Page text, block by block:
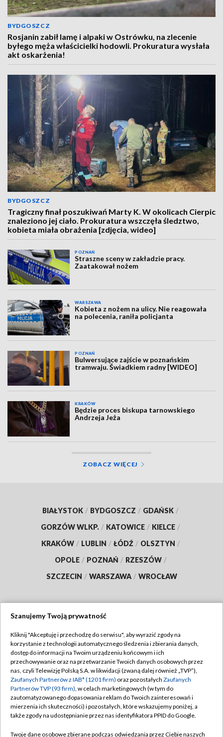
BYDGOSZCZ
Rosjanin zabił lamę i alpaki w Ostrówku, na zlecenie
byłego męża właścicielki hodowli. Prokuratura wysłała
akt oskarżenia!
BYDGOSZCZ
Tragiczny finał poszukiwań Marty K. W okolicach Cierpic
znaleziono jej ciało. Prokuratura wszczęła śledztwo,
kobieta miała obrażenia [zdjęcia, wideo]
POZNAŃ
Straszne sceny w zakładzie pracy.
Zaatakował nożem
WARSZAWA
Kobieta z nożem na ulicy. Nie reagowała
na polecenia, raniła policjanta
POZNAŃ
Bulwersujące zajście w poznańskim
tramwaju. Świadkiem radny [WIDEO]
KRAKÓW
Będzie proces biskupa tarnowskiego
Andrzeja Jeża
ZOBACZ WIĘCEJ
BIAŁYSTOK / BYDGOSZCZ / GDAŃSK /
GORZÓW WLKP. / KATOWICE / KIELCE /
KRAKÓW / LUBLIN / ŁÓDŹ / OLSZTYN /
OPOLE / POZNAŃ / RZESZÓW /
SZCZECIN / WARSZAWA / WROCŁAW
TVP
Abonament TVP
Emisja w TVP
Centrum informacji TVP
Naziemna Telewizja Cyfrowa
Regulamin TVP
Polityka prywatności
Moje zgody
Pomoc
Szanujemy Twoją prywatność
Kliknij "Akceptuję i przechodzę do serwisu", aby wyrazić zgody na
korzystanie z technologii automatycznego śledzenia i zbierania danych,
dostęp do informacji na Twoim urządzeniu końcowym i ich
przechowywanie oraz na przetwarzanie Twoich danych osobowych przez
nas, czyli Telewizję Polską S.A. w likwidacji (zwaną dalej również „TVP”),
Zaufanych Partnerów z IAB* (1201 firm) oraz pozostałych Zaufanych
Partnerów TVP (93 firm), w celach marketingowych (w tym do
zautomatyzowanego dopasowania reklam do Twoich zainteresowań i
mierzenia ich skuteczności) i pozostałych, które wskazujemy poniżej, a
także zgody na udostępnianie przez nas identyfikatora PPID do Google.
Twoje dane osobowe zbierane podczas odwiedzania przez Ciebie naszych